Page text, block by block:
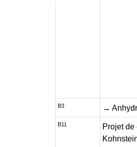
B3 →
B11
Projet de